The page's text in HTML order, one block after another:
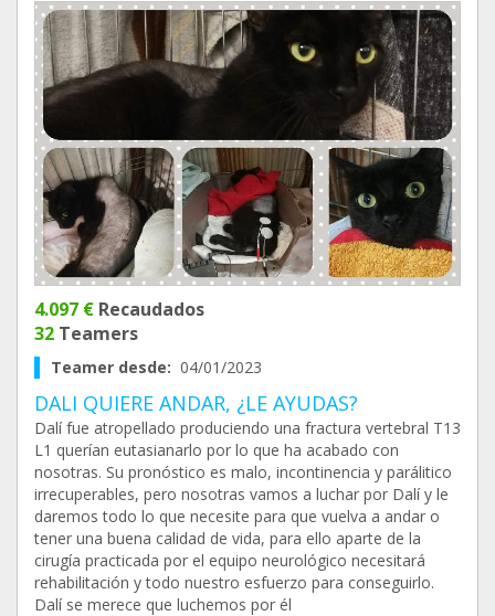
4.097 € Recaudados
32 Teamers
Teamer desde: 04/01/2023
DALI QUIERE ANDAR, ¿LE AYUDAS?
Dalí fue atropellado produciendo una fractura vertebral T13
L1 querían eutasianarlo por lo que ha acabado con
nosotras. Su pronóstico es malo, incontinencia y parálitico
irrecuperables, pero nosotras vamos a luchar por Dalí y le
daremos todo lo que necesite para que vuelva a andar o
tener una buena calidad de vida, para ello aparte de la
cirugía practicada por el equipo neurológico necesitará
rehabilitación y todo nuestro esfuerzo para conseguirlo.
Dalí se merece que luchemos por él